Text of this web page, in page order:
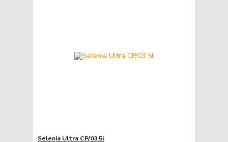
Selenia Ultra CP/03 5l